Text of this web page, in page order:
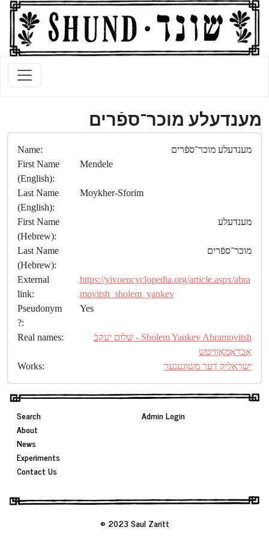
מענדעלע מוכר־ספֿרים
Name:
מענדעלע מוכר־ספֿרים
First Name
(English):
Mendele
Last Name
(English):
Moykher-Sforim
First Name
(Hebrew):
מענדעלע
Last Name
(Hebrew):
מוכר־ספֿרים
External
link:
https://yivoencyclopedia.org/article.aspx/abra
movitsh_sholem_yankev
Pseudonym
?:
Yes
Real names:
Sholem Yankev Abramovitsh - שלום יעקבֿ
אַבראַמאָוויטש
Works:
ישראליק דער משוגענער
Search
About
News
Experiments
Contact Us
Admin Login
© 2023 Saul Zaritt